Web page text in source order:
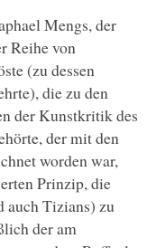
Mengs, der
Reihe von
(zu dessen
die zu den
der Kunstkritik des
der mit den
worden war,
Prinzip, die
auch Tizians) zu
der am